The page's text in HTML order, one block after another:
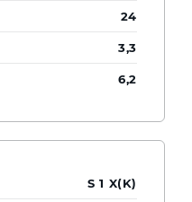
24
3,3
6,2
S 1 X(K)